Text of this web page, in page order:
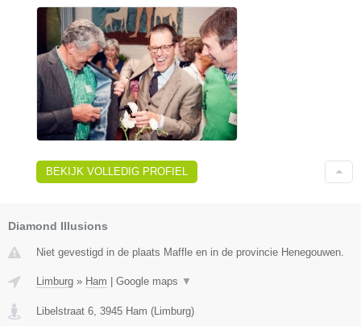
BEKIJK VOLLEDIG PROFIEL
Diamond Illusions
Niet gevestigd in de plaats Maffle en in de provincie Henegouwen.
Limburg » Ham | Google maps ▼
Libelstraat 6 3945 Ham (Limburg)